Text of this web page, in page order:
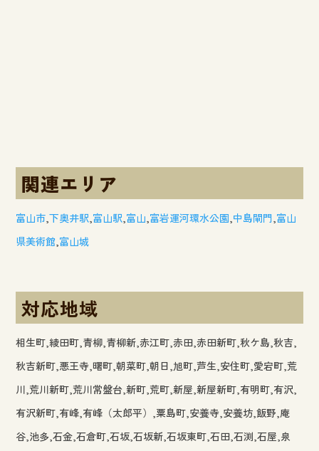
関連エリア
富山市 ,下奥井駅 富山駅 富山 富岩運河環水公園 中島閘門 富山
県美術館 富山城
対応地域
相生町,綾田町,青柳,青柳新,赤江町,赤田,赤田新町,秋ケ島,秋吉,
秋吉新町,悪王寺,曙町,朝菜町,朝日,旭町,芦生,安住町,愛宕町,荒
川,荒川新町,荒川常盤台,新町,荒町,新屋,新屋新町,有明町,有沢,
有沢新町,有峰,有峰（太郎平）,粟島町,安養寺,安養坊,飯野,庵
谷,池多,石金,石倉町,石坂,石坂新,石坂東町,石田,石渕,石屋,泉